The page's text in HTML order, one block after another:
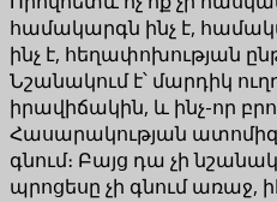
համակարգն ինչ է,
ինչ է, հեղափոխության
Նշանակում է՝ մարդիկ
իրավիճակին, և ինչ-որ
Հասարակության
գնում։ Բայց դա չի
պրոցեսը չի գնում առաջ,